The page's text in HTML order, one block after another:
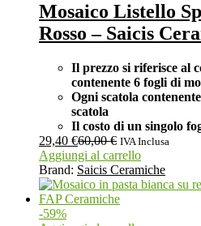
Mosaico Listello
Rosso – Saicis
Il prezzo si riferisce al
contenente 6 fogli di
Ogni scatola
scatola
Il costo di un singolo
29,40 €60,00€ IVA Inclusa
Aggiungi al carrello
Brand: Saicis Ceramiche
-59%